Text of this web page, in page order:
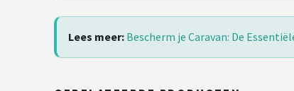
Lees meer: Bescherm je Caravan: De